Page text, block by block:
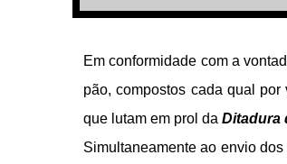
Em conformidade com a
pão, compostos cada qual
que lutam em prol da Ditadura
Simultaneamente ao envio